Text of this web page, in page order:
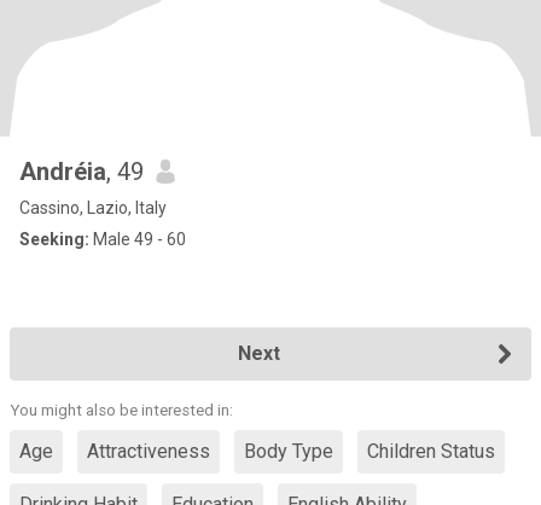
Andréia, 49
Cassino, Lazio, Italy
Seeking: Male 49 - 60
Next
You might also be interested in:
Age Attractiveness Body Type Children Status